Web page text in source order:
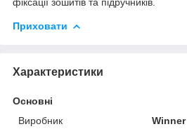
Приховати
Характеристики
Основні
Виробник
Winner